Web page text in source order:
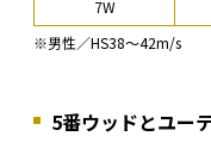
7W
※男性／HS38〜42m/s
5番ウッドとユー